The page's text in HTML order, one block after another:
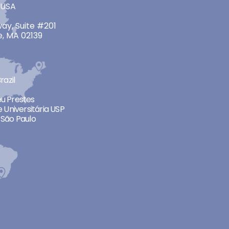
Suite #201
MA 02139
Prestes
Universitária USP
Paulo